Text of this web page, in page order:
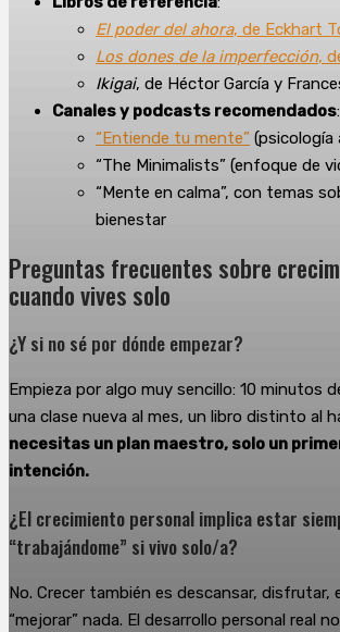
El poder del ahora, de Eckhart
Los dones de la imperfección,
Ikigai, de Héctor García y
Canales y podcasts recomendados:
“Entiende tu mente” (psicología
“The Minimalists” (enfoque de
“Mente en calma”, con temas
bienestar
Preguntas frecuentes sobre
cuando vives solo
¿Y si no sé por dónde empezar?
Empieza por algo muy sencillo: 10 minutos
una clase nueva al mes, un libro distinto al
necesitas un plan maestro, solo un
intención.
¿El crecimiento personal implica estar
“trabajándome” si vivo solo/a?
No. Crecer también es descansar, disfrutar,
“mejorar” nada. El desarrollo personal real